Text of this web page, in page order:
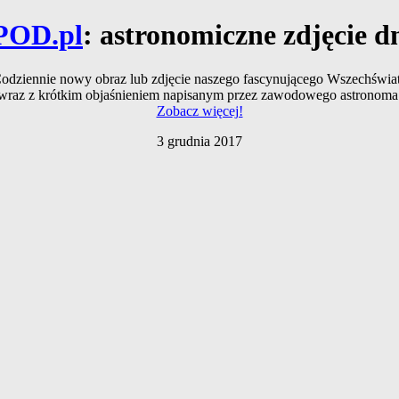
: astronomiczne zdjęcie
nowy obraz lub zdjęcie naszego fascynującego
z krótkim objaśnieniem napisanym przez zawodowego
Zobacz więcej!
3 grudnia 2017